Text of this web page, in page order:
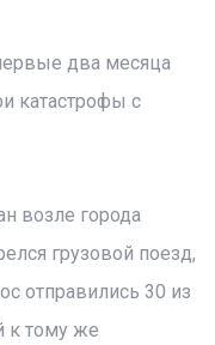
два месяца
катастрофы с
возле города
грузовой поезд,
отправились 30 из
к тому же